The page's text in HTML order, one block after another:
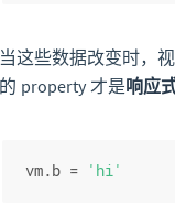
当这些数据改变时，
的 property 才是响应
vm.b = 'hi'